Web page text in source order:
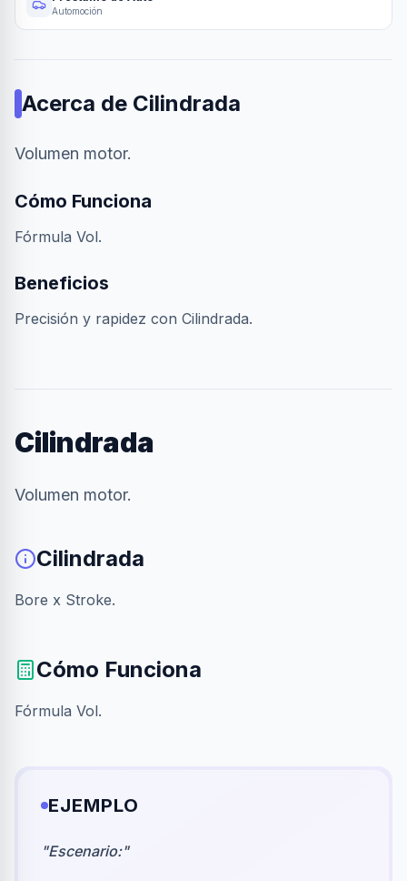
Automoción
Acerca de Cilindrada
Volumen motor.
Cómo Funciona
Fórmula Vol.
Beneficios
Precisión y rapidez con Cilindrada.
Cilindrada
Volumen motor.
Cilindrada
Bore x Stroke.
Cómo Funciona
Fórmula Vol.
EJEMPLO
"Escenario:"